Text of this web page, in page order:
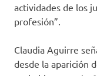
actividades de los
profesión”.
Claudia Aguirre
desde la aparición